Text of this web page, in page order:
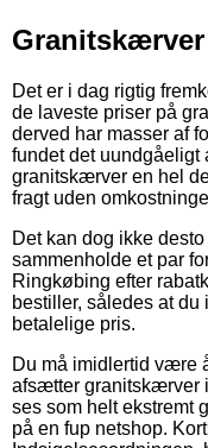
Det er i dag rigtig
de laveste priser på
derved har masser af
fundet det
granitskærver en hel
fragt uden
Det kan dog ikke
sammenholde et par
Ringkøbing efter
bestiller, således at du
betalelige pris.
Du må imidlertid være
afsætter granitskærver
ses som helt ekstremt
på en fup netshop.